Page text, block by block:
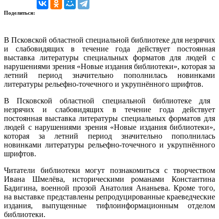
Поделиться:
В Псковской областной специальной библиотеке для незрячих
и слабовидящих в течение года действует постоянная
выставка литературы специальных форматов для людей с
нарушениями зрения «Новые издания библиотеки», которая за
летний период значительно пополнилась новинками
литературы рельефно-точечного и укрупнённого шрифтов.
В Псковской областной специальной библиотеке для
незрячих и слабовидящих в течение года действует
постоянная выставка литературы специальных форматов для
людей с нарушениями зрения «Новые издания библиотеки»,
которая за летний период значительно пополнилась
новинками литературы рельефно-точечного и укрупнённого
шрифтов.
Читатели библиотеки могут познакомиться с творчеством
Ивана Шмелёва, историческими романами Константина
Бадигина, военной прозой Анатолия Ананьева. Кроме того,
на выставке представлены репродуцированные краеведческие
издания, выпущенные тифлоинформационным отделом
библиотеки.